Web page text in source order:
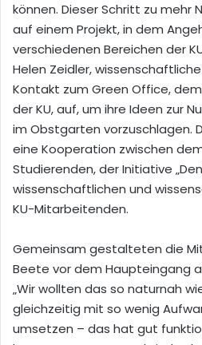
können. Dieser Schritt zu mehr
auf einem Projekt, in dem
verschiedenen Bereichen der
Helen Zeidler,
Kontakt zum Green Office,
der KU, auf, um ihre Ideen zur
im Obstgarten vorzuschlagen.
eine Kooperation zwischen
Studierenden, der Initiative
wissenschaftlichen und
KU-Mitarbeitenden.
Gemeinsam gestalteten die
Beete vor dem Haupteingang
„Wir wollten das so naturnah
gleichzeitig mit so wenig
umsetzen – das hat gut